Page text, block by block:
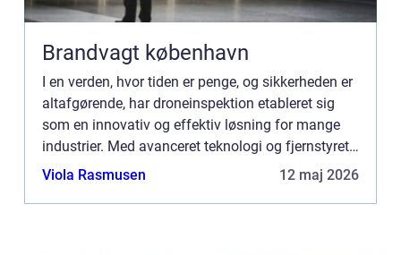
Brandvagt københavn
I en verden, hvor tiden er penge, og sikkerheden er
altafgørende, har droneinspektion etableret sig
som en innovativ og effektiv løsning for mange
industrier. Med avanceret teknologi og fjernstyret
manøvredygtighed kan droner udføre inspektioner
Viola Rasmusen 12 maj 2026